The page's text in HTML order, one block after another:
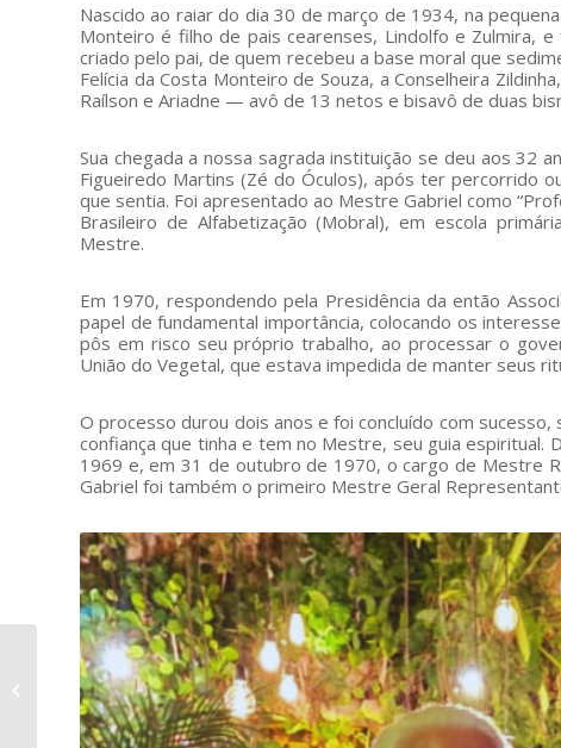
Nascido ao raiar do dia 30 de março de 1934, na
Monteiro é filho de pais cearenses, Lindolfo e Zulmira,
criado pelo pai, de quem recebeu a base moral que
Felícia da Costa Monteiro de Souza, a Conselheira
Raílson e Ariadne — avô de 13 netos e bisavô de duas
Sua chegada a nossa sagrada instituição se deu aos 32
Figueiredo Martins (Zé do Óculos), após ter percorrido
que sentia. Foi apresentado ao Mestre Gabriel como
Brasileiro de Alfabetização (Mobral), em escola
Mestre.
Em 1970, respondendo pela Presidência da então
papel de fundamental importância, colocando os
pôs em risco seu próprio trabalho, ao processar o
União do Vegetal, que estava impedida de manter seus
O processo durou dois anos e foi concluído com
confiança que tinha e tem no Mestre, seu guia
1969 e, em 31 de outubro de 1970, o cargo de Mestre
Gabriel foi também o primeiro Mestre Geral
27 de Março – a festa
do reencontro